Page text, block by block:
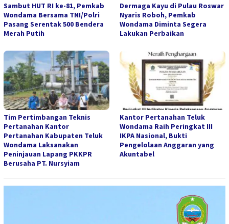
Sambut HUT RI ke-81, Pemkab
Wondama Bersama TNI/Polri
Pasang Serentak 500 Bendera
Merah Putih
Dermaga Kayu di Pulau Roswar
Nyaris Roboh, Pemkab
Wondama Diminta Segera
Lakukan Perbaikan
Tim Pertimbangan Teknis
Pertanahan Kantor
Pertanahan Kabupaten Teluk
Wondama Laksanakan
Peninjauan Lapang PKKPR
Berusaha PT. Nursyiam
Kantor Pertanahan Teluk
Wondama Raih Peringkat III
IKPA Nasional, Bukti
Pengelolaan Anggaran yang
Akuntabel